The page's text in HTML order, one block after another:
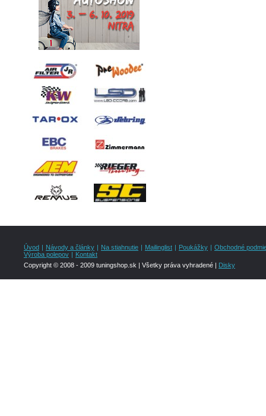
Úvod | Návody a články | Na stiahnutie | Mailinglist | Poukážky | Obchodné
Výroba polepov | Kontakt
Copyright © 2008 - 2009 tuningshop.sk | Všetky práva vyhradené | Disky